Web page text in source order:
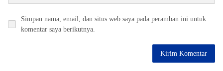
Simpan nama, email, dan situs web saya pada peramban ini untuk
komentar saya berikutnya.